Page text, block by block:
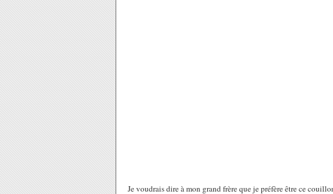
Je voudrais dire à mon grand frère que je préfère être ce